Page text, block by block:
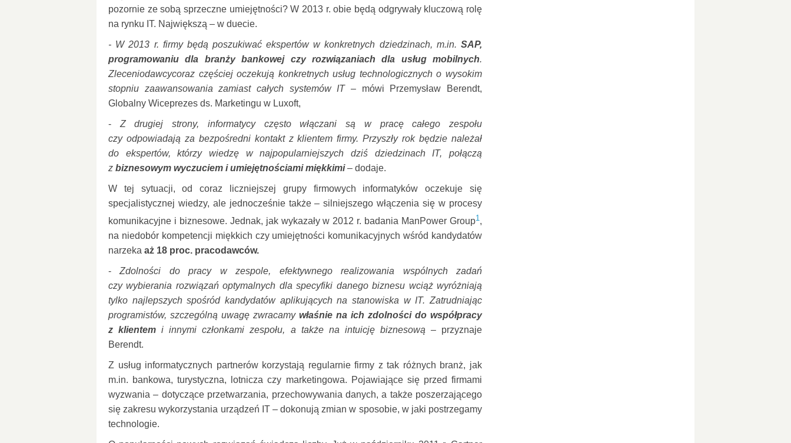
pozornie ze sobą sprzeczne umiejętności? W 2013 r. obie będą odgrywały kluczową rolę
na rynku IT. Największą – w duecie.
- W 2013 r. firmy będą poszukiwać ekspertów w konkretnych dziedzinach, m.in. SAP,
programowaniu dla branży bankowej czy rozwiązaniach dla usług mobilnych.
Zleceniodawcycoraz częściej oczekują konkretnych usług technologicznych o wysokim
stopniu zaawansowania zamiast całych systemów IT – mówi Przemysław Berendt,
Globalny Wiceprezes ds. Marketingu w Luxoft,
- Z drugiej strony, informatycy często włączani są w pracę całego zespołu
czy odpowiadają za bezpośredni kontakt z klientem firmy. Przyszły rok będzie należał
do ekspertów, którzy wiedzę w najpopularniejszych dziś dziedzinach IT, połączą
z biznesowym wyczuciem i umiejętnościami miękkimi– dodaje.
W tej sytuacji, od coraz liczniejszej grupy firmowych informatyków oczekuje się
specjalistycznej wiedzy, ale jednocześnie także – silniejszego włączenia się w procesy
komunikacyjne i biznesowe. Jednak, jak wykazały w 2012 r. badania ManPower Group1,
na niedobór kompetencji miękkich czy umiejętności komunikacyjnych wśród kandydatów
narzeka aż 18 proc. pracodawców.
-Zdolności do pracy w zespole, efektywnego realizowania wspólnych zadań
czy wybierania rozwiązań optymalnych dla specyfiki danego biznesu wciąż wyróżniają
tylko najlepszych spośród kandydatów aplikujących na stanowiska w IT. Zatrudniając
programistów, szczególną uwagę zwracamy właśnie na ich zdolności do współpracy
z klientem i innymi członkami zespołu, a także na intuicję biznesową – przyznaje
Berendt.
Z usług informatycznych partnerów korzystają regularnie firmy z tak różnych branż, jak
m.in. bankowa, turystyczna, lotnicza czy marketingowa. Pojawiające się przed firmami
wyzwania – dotyczące przetwarzania, przechowywania danych, a także poszerzającego
się zakresu wykorzystania urządzeń IT – dokonują zmian w sposobie, w jaki postrzegamy
technologie.